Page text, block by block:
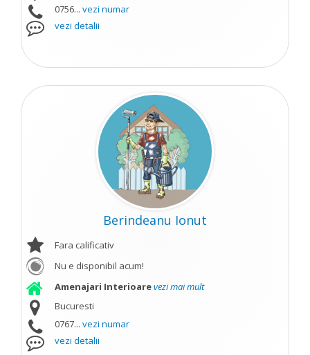
0756... vezi numar
vezi detalii
Berindeanu Ionut
Fara calificativ
Nu e disponibil acum!
Amenajari Interioarevezi mai mult
Bucuresti
0767... vezi numar
vezi detalii